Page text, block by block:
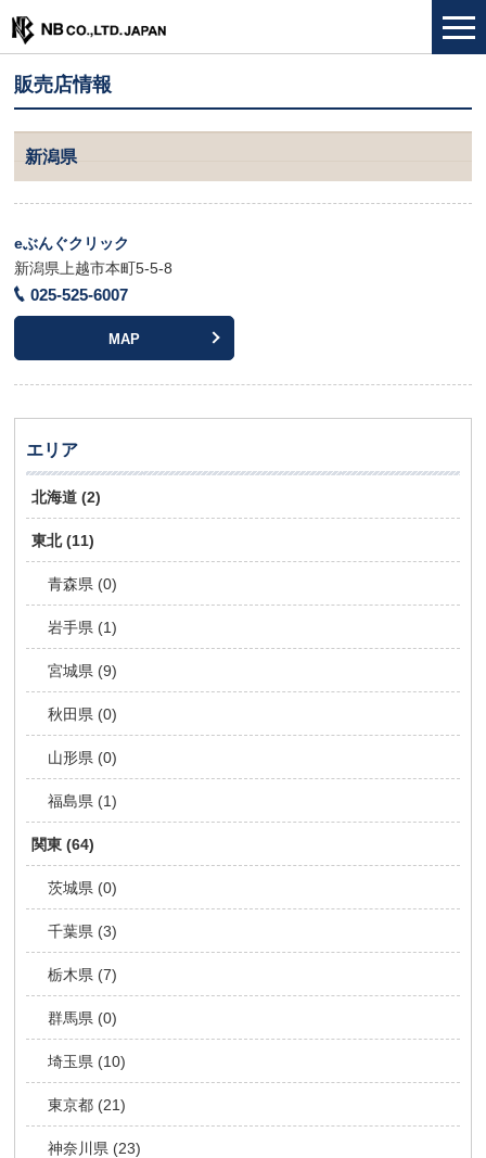
販売店情報
新潟県
eぶんぐクリック
新潟県上越市本町5-5-8
025-525-6007
MAP
エリア
北海道 (2)
東北 (11)
青森県 (0)
岩手県 (1)
宮城県 (9)
秋田県 (0)
山形県 (0)
福島県 (1)
関東 (64)
茨城県 (0)
千葉県 (3)
栃木県 (7)
群馬県 (0)
埼玉県 (10)
東京都 (21)
神奈川県 (23)